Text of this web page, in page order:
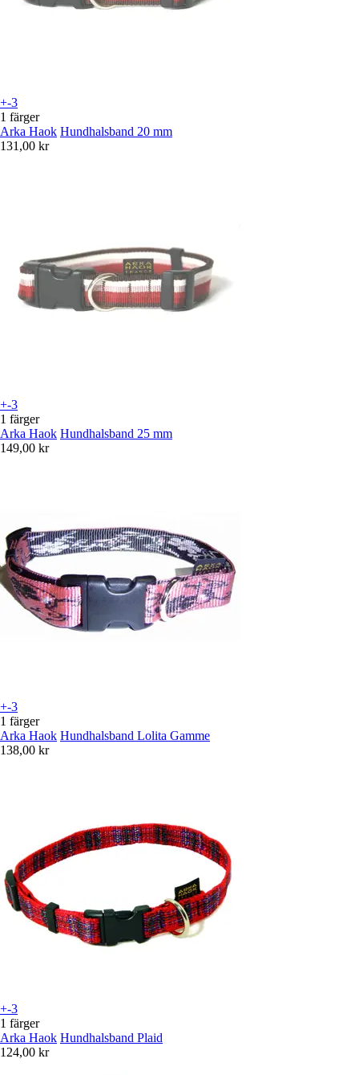
+-3
1 färger
Arka Haok Hundhalsband 20 mm
131,00 kr
+-3
1 färger
Arka Haok Hundhalsband 25 mm
149,00 kr
+-3
1 färger
Arka Haok Hundhalsband Lolita Gamme
138,00 kr
+-3
1 färger
Arka Haok Hundhalsband Plaid
124,00 kr